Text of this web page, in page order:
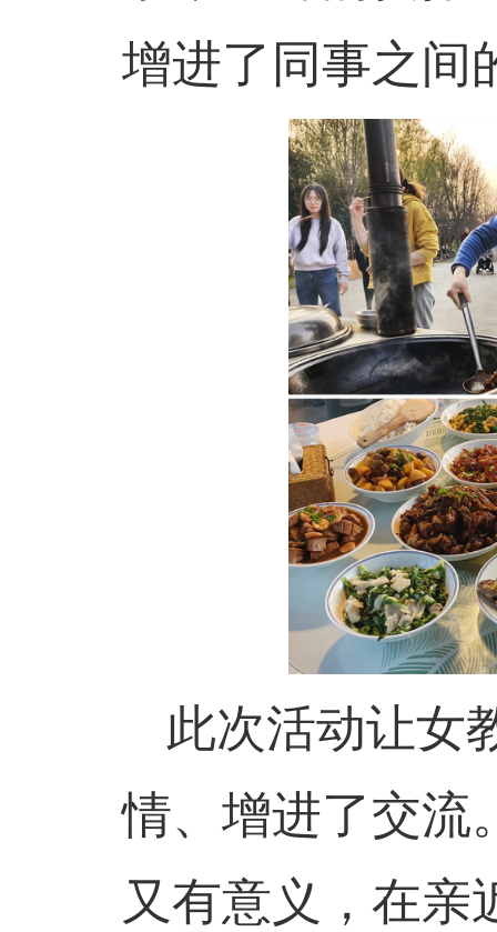
增进了同事之间
此次活动让女
情、增进了交流
又有意义，在亲